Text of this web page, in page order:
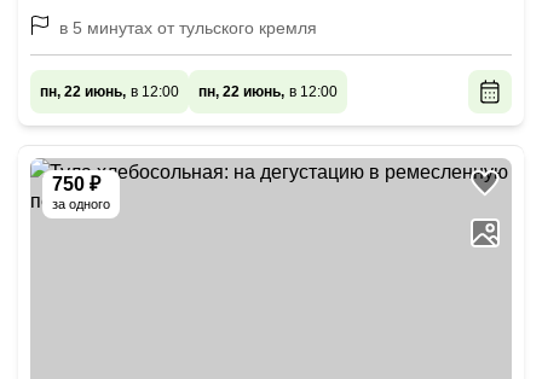
в 5 минутах от тульского кремля
пн, 22 июнь, в 12:00 пн, 22 июнь, в 12:00
750 ₽
за одного